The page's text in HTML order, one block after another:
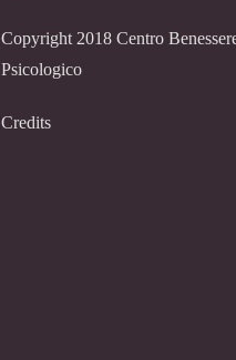
Copyright 2018 Centro
Psicologico
Credits